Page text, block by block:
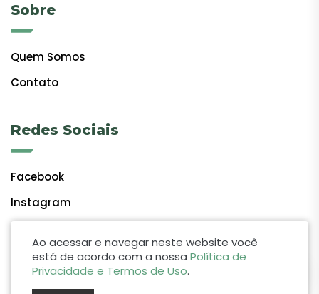
Sobre
Quem Somos
Contato
Redes Sociais
Facebook
Instagram
Ao acessar e navegar neste website você
está de acordo com a nossa Política de
Privacidade e Termos de Uso.